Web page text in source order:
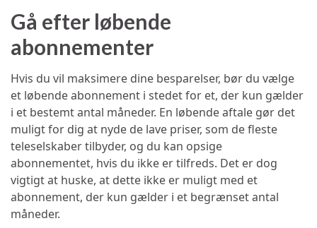
Gå efter løbende
abonnementer
Hvis du vil maksimere dine besparelser, bør du vælge
et løbende abonnement i stedet for et, der kun gælder
i et bestemt antal måneder. En løbende aftale gør det
muligt for dig at nyde de lave priser, som de fleste
teleselskaber tilbyder, og du kan opsige
abonnementet, hvis du ikke er tilfreds. Det er dog
vigtigt at huske, at dette ikke er muligt med et
abonnement, der kun gælder i et begrænset antal
måneder.